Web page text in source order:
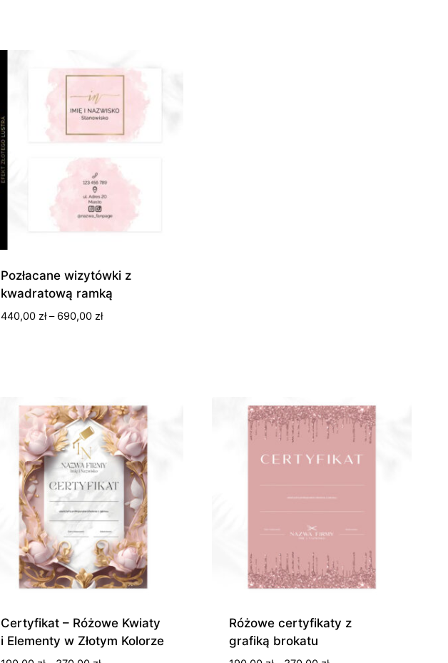
Pozłacane wizytówki z
kwadratową ramką
440,00 zł – 690,00 złZakres
Certyfikat – Różowe Kwiaty
i Elementy w Złotym Kolorze
Różowe certyfikaty z
grafiką brokatu